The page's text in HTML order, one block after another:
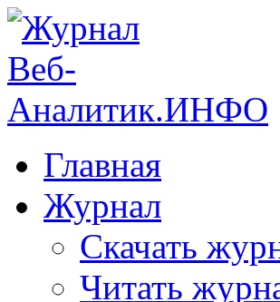
Главная
Журнал
Скачать
Читать